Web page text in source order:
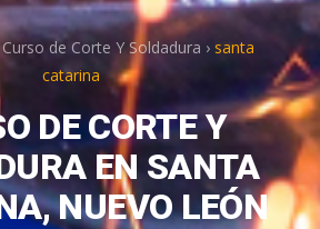
Curso de Corte Y Soldadura › santa
catarina
DE CORTE Y
EN SANTA
NUEVO LEÓN